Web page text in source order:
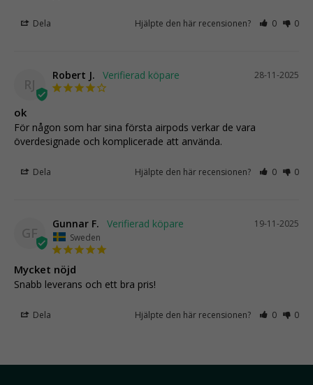
Dela Hjälpte den här recensionen? 0 0
RJ
28-11-2025
Robert J.
ok
För någon som har sina första airpods verkar de vara
överdesignade och komplicerade att använda.
Dela Hjälpte den här recensionen? 0 0
GF
19-11-2025
Gunnar F.
Sweden
Mycket nöjd
Snabb leverans och ett bra pris!
Dela Hjälpte den här recensionen? 0 0